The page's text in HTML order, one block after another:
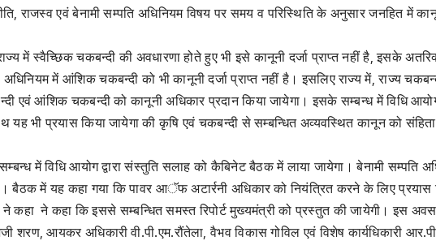
राजस्व एवं बेनामी सम्पति अधिनियम विषय पर समय व परिस्थिति के अनुसार जनहित में
में स्वैच्छिक चकबन्दी की अवधारणा होते हुए भी इसे कानूनी दर्जा प्राप्त नहीं है, इसके
में आंशिक चकबन्दी को भी कानूनी दर्जा प्राप्त नहीं है। इसलिए राज्य में, राज्य
एवं आंशिक चकबन्दी को कानूनी अधिकार प्रदान किया जायेगा। इसके सम्बन्ध में विधि
भी प्रयास किया जायेगा की कृषि एवं चकबन्दी से सम्बन्धित अव्यवस्थित कानून को
में विधि आयोग द्वारा संस्तुति सलाह को कैबिनेट बैठक में लाया जायेगा। बेनामी सम्पति
बैठक में यह कहा गया कि पावर आॅफ अटार्रनी अधिकार को नियंत्रित करने के लिए प्रयास
ने कहा ने कहा कि इससे सम्बन्धित समस्त रिपोर्ट मुख्यमंत्री को प्रस्तुत की जायेगी। इस
शरण, आयकर अधिकारी वी.पी.एम.रौंतेला, वैभव विकास गोविल एवं विशेष कार्यधिकारी